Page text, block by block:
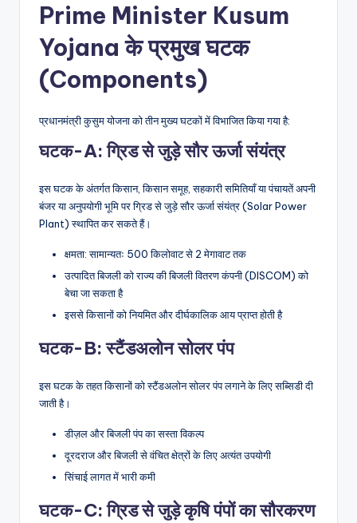
Prime Minister Kusum
Yojana के प्रमुख घटक
(Components)
प्रधानमंत्री कुसुम योजना को तीन मुख्य घटकों में विभाजित किया गया है:
घटक-A: ग्रिड से जुड़े सौर ऊर्जा संयंत्र
इस घटक के अंतर्गत किसान, किसान समूह, सहकारी समितियाँ या पंचायतें अपनी
बंजर या अनुपयोगी भूमि पर ग्रिड से जुड़े सौर ऊर्जा संयंत्र (Solar Power
Plant) स्थापित कर सकते हैं।
क्षमता: सामान्यतः 500 किलोवाट से 2 मेगावाट तक
उत्पादित बिजली को राज्य की बिजली वितरण कंपनी (DISCOM) को
बेचा जा सकता है
इससे किसानों को नियमित और दीर्घकालिक आय प्राप्त होती है
घटक-B: स्टैंडअलोन सोलर पंप
इस घटक के तहत किसानों को स्टैंडअलोन सोलर पंप लगाने के लिए सब्सिडी दी
जाती है।
डीज़ल और बिजली पंप का सस्ता विकल्प
दूरदराज और बिजली से वंचित क्षेत्रों के लिए अत्यंत उपयोगी
सिंचाई लागत में भारी कमी
घटक-C: ग्रिड से जुड़े कृषि पंपों का सौरकरण